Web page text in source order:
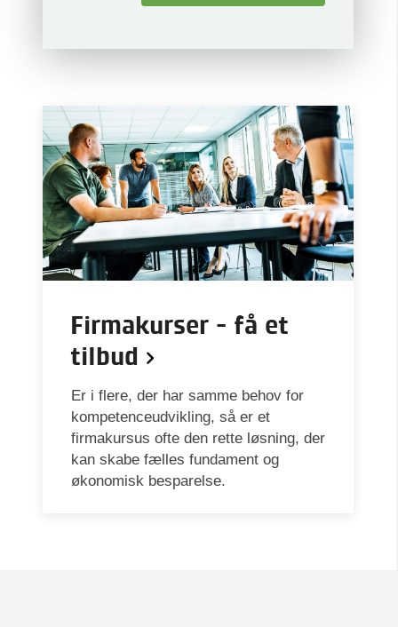
Firmakurser - få et
tilbud
Er i flere, der har samme behov for
kompetenceudvikling, så er et
firmakursus ofte den rette løsning, der
kan skabe fælles fundament og
økonomisk besparelse.